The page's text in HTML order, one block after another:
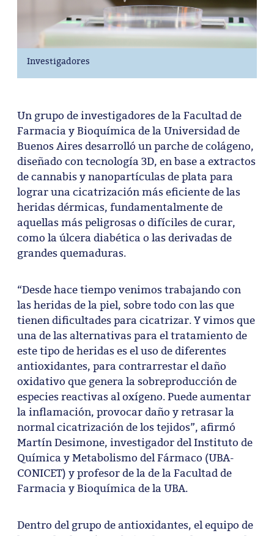
Investigadores
Un grupo de investigadores de la Facultad de
Farmacia y Bioquímica de la Universidad de
Buenos Aires desarrolló un parche de colágeno,
diseñado con tecnología 3D, en base a extractos
de cannabis y nanopartículas de plata para
lograr una cicatrización más eficiente de las
heridas dérmicas, fundamentalmente de
aquellas más peligrosas o difíciles de curar,
como la úlcera diabética o las derivadas de
grandes quemaduras.
“Desde hace tiempo venimos trabajando con
las heridas de la piel, sobre todo con las que
tienen dificultades para cicatrizar. Y vimos que
una de las alternativas para el tratamiento de
este tipo de heridas es el uso de diferentes
antioxidantes, para contrarrestar el daño
oxidativo que genera la sobreproducción de
especies reactivas al oxígeno. Puede aumentar
la inflamación, provocar daño y retrasar la
normal cicatrización de los tejidos”, afirmó
Martín Desimone, investigador del Instituto de
Química y Metabolismo del Fármaco (UBA-
CONICET) y profesor de la de la Facultad de
Farmacia y Bioquímica de la UBA.
Dentro del grupo de antioxidantes, el equipo de